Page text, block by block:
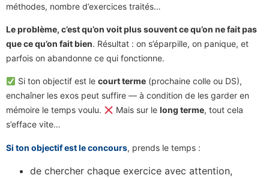
méthodes, nombre d’exercices traités…
Le problème, c’est qu’on voit plus souvent ce qu’on ne fait pas
que ce qu’on fait bien. Résultat : on s’éparpille, on panique, et
parfois on abandonne ce qui fonctionne.
Si ton objectif est le court terme(prochaine colle ou DS),
enchaîner les exos peut suffire — à condition de les garder en
mémoire le temps voulu.
Mais sur le long terme, tout cela
s’efface vite…
Si ton objectif est le concours, prends le temps :
de chercher chaque exercice avec attention,